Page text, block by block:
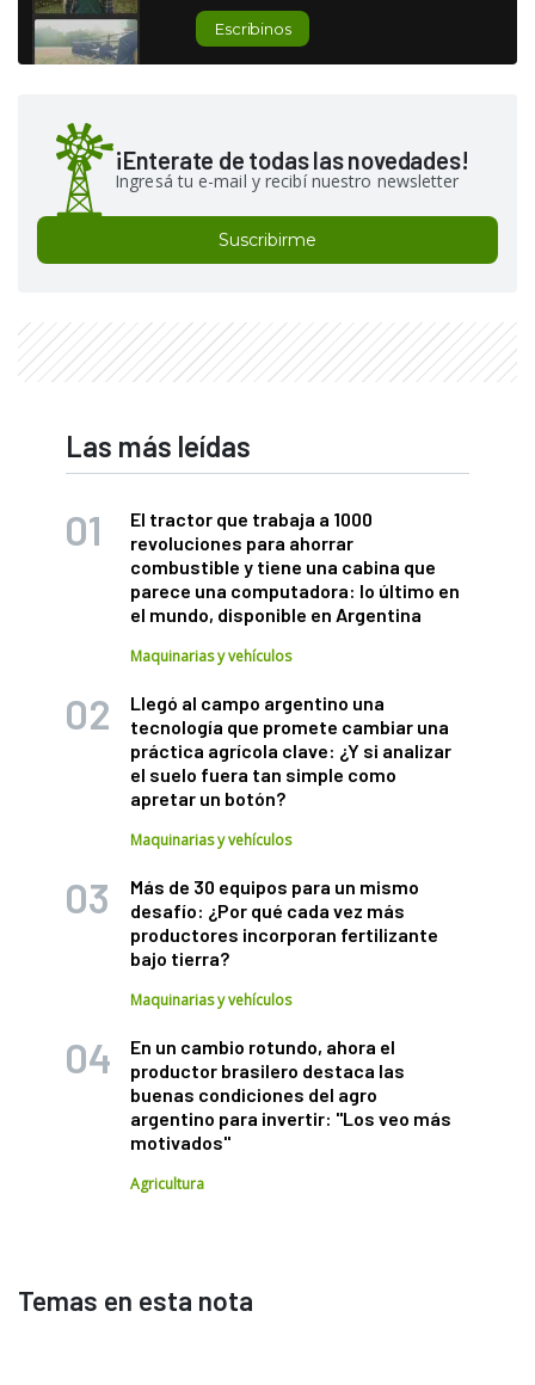
Escribinos
¡Enterate de todas las novedades!
Ingresá tu e-mail y recibí nuestro newsletter
Suscribirme
Las más leídas
El tractor que trabaja a 1000
revoluciones para ahorrar
combustible y tiene una cabina que
parece una computadora: lo último en
el mundo, disponible en Argentina
Maquinarias y vehículos
Llegó al campo argentino una
tecnología que promete cambiar una
práctica agrícola clave: ¿Y si analizar
el suelo fuera tan simple como
apretar un botón?
Maquinarias y vehículos
Más de 30 equipos para un mismo
desafío: ¿Por qué cada vez más
productores incorporan fertilizante
bajo tierra?
Maquinarias y vehículos
En un cambio rotundo, ahora el
productor brasilero destaca las
buenas condiciones del agro
argentino para invertir: "Los veo más
motivados"
Agricultura
Temas en esta nota